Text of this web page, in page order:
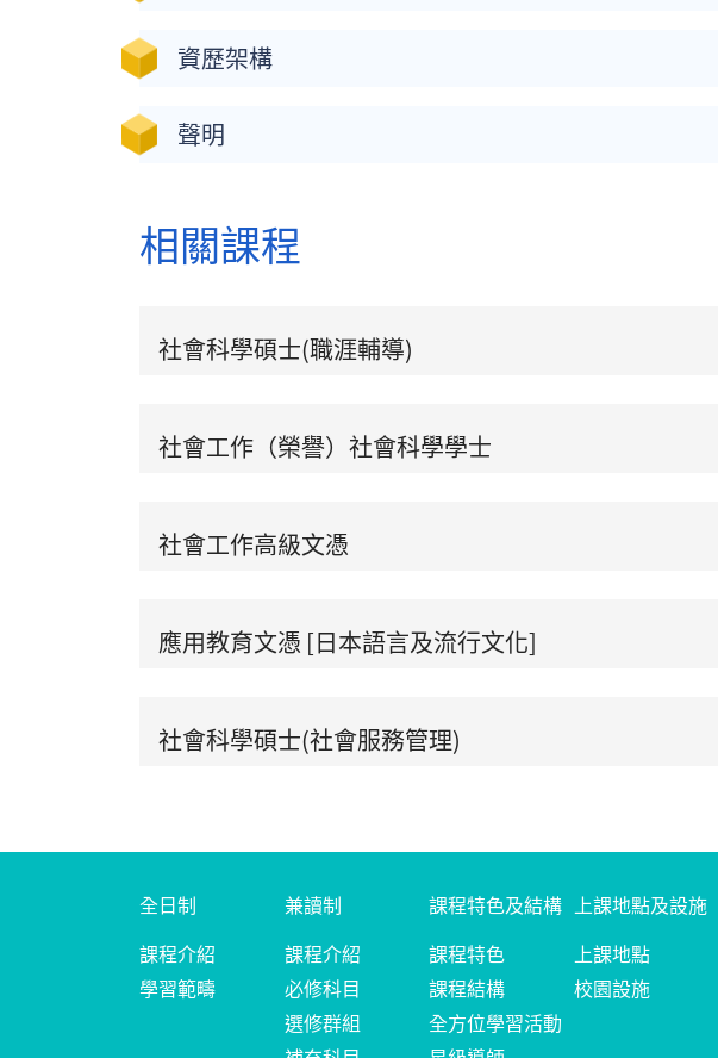
資歷架構
聲明
相關課程
社會科學碩士(職涯輔導)
社會工作（榮譽）社會科學學士
社會工作高級文憑
應用教育文憑 [日本語言及流行文化]
社會科學碩士(社會服務管理)
全日制
課程介紹
學習範疇
兼讀制
課程介紹
必修科目
選修群組
課程特色及結構
課程特色
課程結構
全方位學習活動
上課地點及設施
上課地點
校園設施